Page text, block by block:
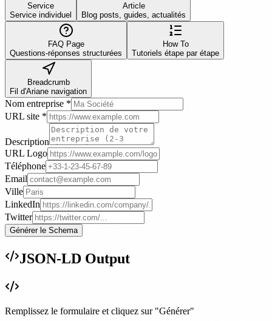
Service
Service individuel
Article
Blog posts, guides, actualités
FAQ Page
Questions-réponses structurées
How To
Tutoriels étape par étape
Breadcrumb
Fil d'Ariane navigation
Nom entreprise *
URL site *
Description
URL Logo
Téléphone
Email
Ville
LinkedIn
Twitter
Générer le Schema
JSON-LD Output
Remplissez le formulaire et cliquez sur "Générer"